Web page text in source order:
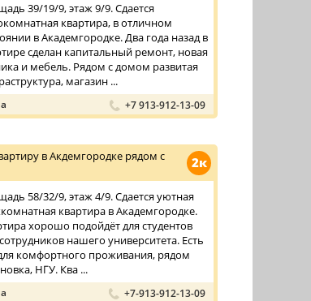
39/19/9, этаж 9/9. Сдается
квартира, в отличном
в Академгородке. Два года назад в
сделан капитальный ремонт, новая
и мебель. Рядом с домом развитая
магазин ...
+7 913-912-13-09
2к
в Акдемгородке рядом с
58/32/9, этаж 4/9. Сдается уютная
квартира в Академгородке.
хорошо подойдёт для студентов
нашего университета. Есть
комфортного проживания, рядом
НГУ. Ква ...
+7-913-912-13-09